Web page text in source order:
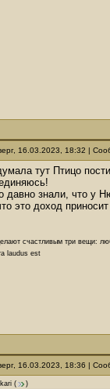
16.03.2023, 18:32 |
тут Птицо
давно знали, что у
это доход приносит
счастливым три вещи:
laudus est
16.03.2023, 18:36 |
(
)